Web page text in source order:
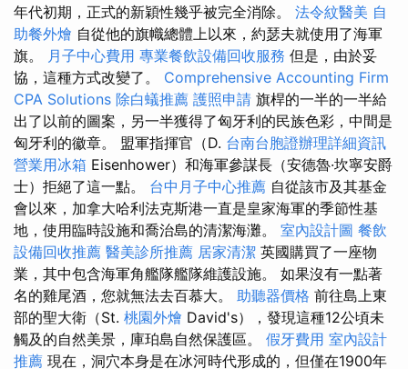
年代初期，正式的新穎性幾乎被完全消除。 法令紋醫美 自
助餐外燴 自從他的旗幟總體上以來，約瑟夫就使用了海軍
旗。 月子中心費用 專業餐飲設備回收服務 但是，由於妥
協，這種方式改變了。 Comprehensive Accounting Firm
CPA Solutions 除白蟻推薦 護照申請 旗桿的一半的一半給
出了以前的圖案，另一半獲得了匈牙利的民族色彩，中間是
匈牙利的徽章。 盟軍指揮官（D. 台南台胞證辦理詳細資訊
營業用冰箱 Eisenhower）和海軍參謀長（安德魯·坎寧安爵
士）拒絕了這一點。 台中月子中心推薦 自從該市及其基金
會以來，加拿大哈利法克斯港一直是皇家海軍的季節性基
地，使用臨時設施和喬治島的清潔海灘。 室內設計圖 餐飲
設備回收推薦 醫美診所推薦 居家清潔 英國購買了一座物
業，其中包含海軍角艦隊艦隊維護設施。 如果沒有一點著
名的雞尾酒，您就無法去百慕大。 助聽器價格 前往島上東
部的聖大衛（St. 桃園外燴 David's），發現這種12公頃未
觸及的自然美景，庫珀島自然保護區。 假牙費用 室內設計
推薦 現在，洞穴本身是在冰河時代形成的，但僅在1900年